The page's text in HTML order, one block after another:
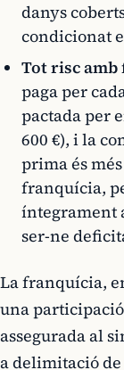
danys
condicionat
Tot risc
paga per
pactada per
600 €), i la
prima és
franquícia,
íntegrament
ser-ne
La franquícia,
una
assegurada al
a delimitació